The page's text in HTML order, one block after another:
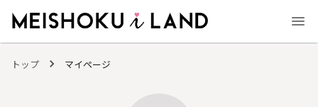
トップ マイページ